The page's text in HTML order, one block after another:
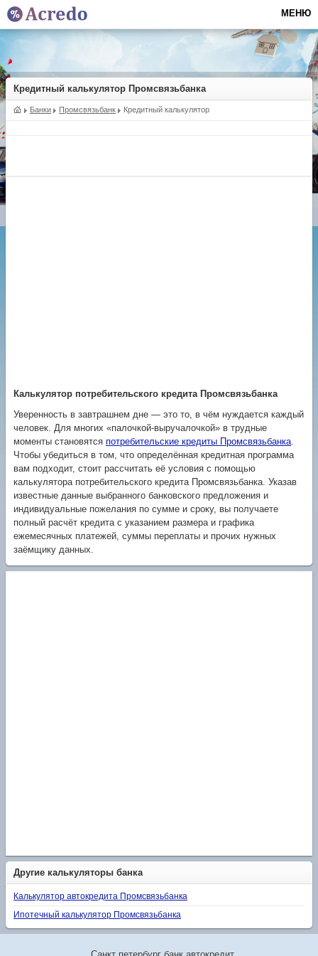
Кредитный калькулятор Промсвязьбанка
Банки Промсвязьбанк Кредитный калькулятор
Калькулятор потребительского кредита Промсвязьбанка
Уверенность в завтрашнем дне — это то, в чём нуждается каждый
человек. Для многих «палочкой-выручалочкой» в трудные
моменты становятся потребительские кредиты Промсвязьбанка
Чтобы убедиться в том, что определённая кредитная программа
вам подходит, стоит рассчитать её условия с помощью
калькулятора потребительского кредита Промсвязьбанка. Указав
известные данные выбранного банковского предложения и
индивидуальные пожелания по сумме и сроку, вы получаете
полный расчёт кредита с указанием размера и графика
ежемесячных платежей, суммы переплаты и прочих нужных
заёмщику данных.
Другие калькуляторы банка
Калькулятор автокредита Промсвязьбанка
Ипотечный калькулятор Промсвязьбанка
МЕНЮ